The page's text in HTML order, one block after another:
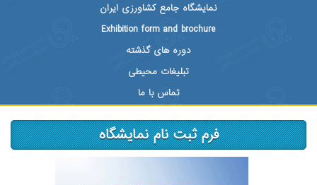
نمایشگاه جامع کشاورزی ایران
Exhibition form and brochure
دوره های گذشته
تبلیغات محیطی
تماس با ما
فرم ثبت نام نمایشگاه